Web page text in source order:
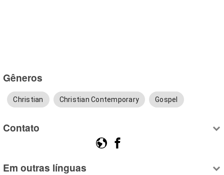
Gêneros
Christian Christian Contemporary Gospel
Contato
Em outras línguas